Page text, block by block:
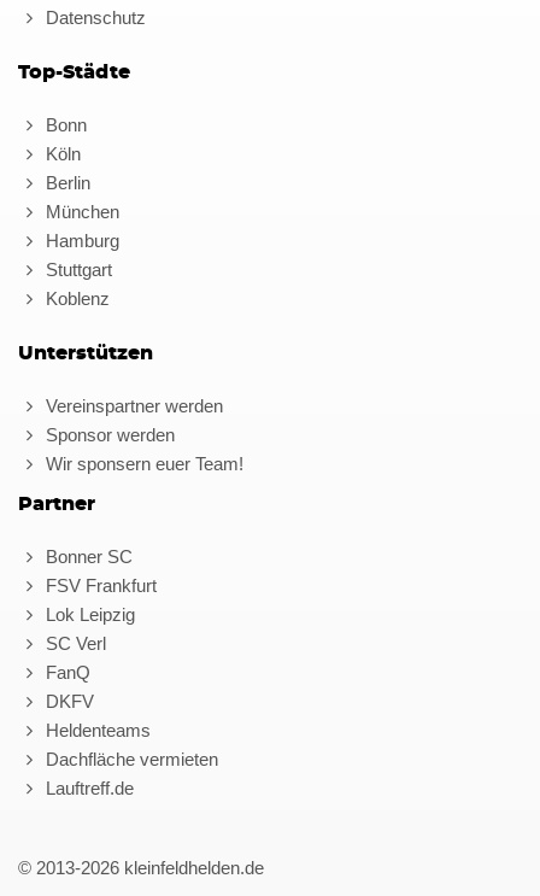
Datenschutz
Top-Städte
Bonn
Köln
Berlin
München
Hamburg
Stuttgart
Koblenz
Unterstützen
Vereinspartner werden
Sponsor werden
Wir sponsern euer Team!
Partner
Bonner SC
FSV Frankfurt
Lok Leipzig
SC Verl
FanQ
DKFV
Heldenteams
Dachfläche vermieten
Lauftreff.de
© 2013-2026 kleinfeldhelden.de